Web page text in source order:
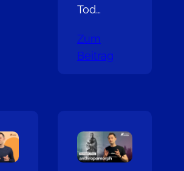
Tod…
Zum
Beitrag